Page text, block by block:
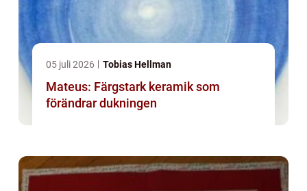
05 juli 2026 Tobias Hellman
Mateus: Färgstark keramik som
förändrar dukningen